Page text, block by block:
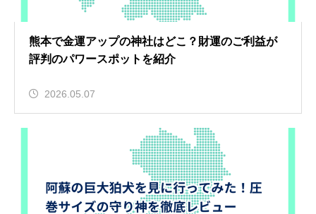
熊本で金運アップの神社はどこ？財運のご利益が
評判のパワースポットを紹介
2026.05.07